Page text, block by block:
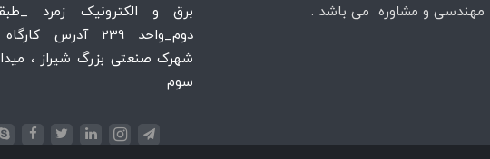
مهندسی و مشاوره می باشد .
برق و الکترونیک زمرد
دوم_واحد 239 آدرس
شهرک صنعتی بزرگ شیراز ،
سوم